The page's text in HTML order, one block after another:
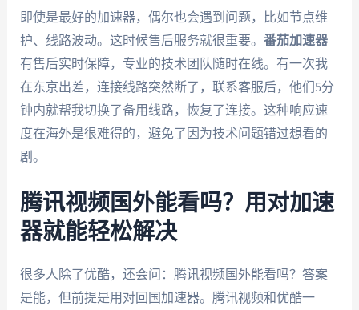
即使是最好的加速器，偶尔也会遇到问题，比如节点维
护、线路波动。这时候售后服务就很重要。 番茄加速器
有售后实时保障，专业的技术团队随时在线。有一次我
在东京出差，连接线路突然断了，联系客服后，他们5分
钟内就帮我切换了备用线路，恢复了连接。这种响应速
度在海外是很难得的，避免了因为技术问题错过想看的
剧。
腾讯视频国外能看吗？用对加速
器就能轻松解决
很多人除了优酷，还会问：腾讯视频国外能看吗？答案
是能，但前提是用对回国加速器。腾讯视频和优酷一